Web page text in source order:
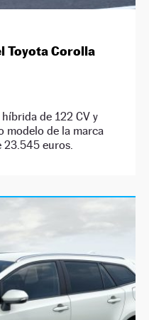
Toyota Corolla
de 122 CV y
modelo de la marca
23.545 euros.